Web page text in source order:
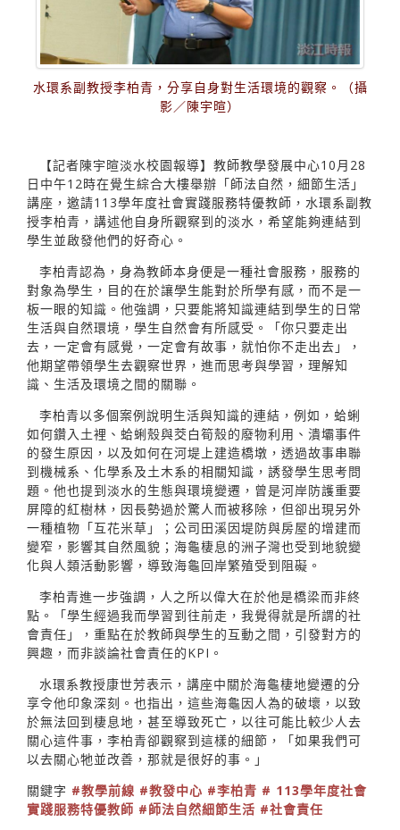
水環系副教授李柏青，分享自身對生活環境的觀察。（攝
影／陳宇暄）
【記者陳宇暄淡水校園報導】教師教學發展中心10月28
日中午12時在覺生綜合大樓舉辦「師法自然，細節生活」
講座，邀請113學年度社會實踐服務特優教師，水環系副教
授李柏青，講述他自身所觀察到的淡水，希望能夠連結到
學生並啟發他們的好奇心。
李柏青認為，身為教師本身便是一種社會服務，服務的
對象為學生，目的在於讓學生能對於所學有感，而不是一
板一眼的知識。他強調，只要能將知識連結到學生的日常
生活與自然環境，學生自然會有所感受。「你只要走出
去，一定會有感覺，一定會有故事，就怕你不走出去」，
他期望帶領學生去觀察世界，進而思考與學習，理解知
識、生活及環境之間的關聯。
李柏青以多個案例說明生活與知識的連結，例如，蛤蜊
如何鑽入土裡、蛤蜊殼與茭白筍殼的廢物利用、潰壩事件
的發生原因，以及如何在河堤上建造橋墩，透過故事串聯
到機械系、化學系及土木系的相關知識，誘發學生思考問
題。他也提到淡水的生態與環境變遷，曾是河岸防護重要
屏障的紅樹林，因長勢過於驚人而被移除，但卻出現另外
一種植物「互花米草」；公司田溪因堤防與房屋的增建而
變窄，影響其自然風貌；海龜棲息的洲子灣也受到地貌變
化與人類活動影響，導致海龜回岸繁殖受到阻礙。
李柏青進一步強調，人之所以偉大在於他是橋梁而非終
點。「學生經過我而學習到往前走，我覺得就是所謂的社
會責任」，重點在於教師與學生的互動之間，引發對方的
興趣，而非談論社會責任的KPI。
水環系教授康世芳表示，講座中關於海龜棲地變遷的分
享令他印象深刻。也指出，這些海龜因人為的破壞，以致
於無法回到棲息地，甚至導致死亡，以往可能比較少人去
關心這件事，李柏青卻觀察到這樣的細節，「如果我們可
以去關心牠並改善，那就是很好的事。」
關鍵字 #教學前線 #教發中心 #李柏青 # 113學年度社會
實踐服務特優教師 #師法自然細節生活 #社會責任